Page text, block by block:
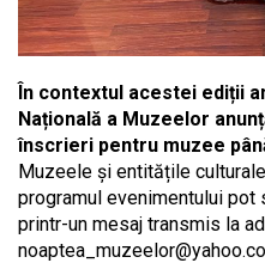
În contextul acestei ediții
Națională a Muzeelor
înscrieri pentru muzee
Muzeele și entitățile
programul evenimentului
printr-un mesaj transmis la